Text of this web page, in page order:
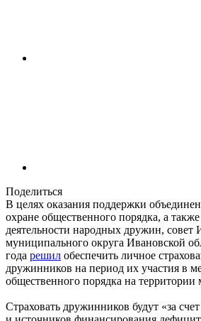
Поделиться
В целях оказания поддержки
охране общественного порядка, а
деятельности народных дружин, совет
муниципального округа Ивановской
года решил обеспечить личное
дружинников на период их участия в
общественного порядка на территории
Страховать дружинников будут «за